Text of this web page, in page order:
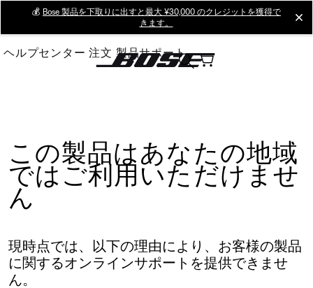
Main
💰 Bose 製品を下取りに出すと最大 ¥30,000 のクレジットを獲得で
きます。
ヘルプセンター 注文 製品サポート
この製品はあなたの地域
ではご利用いただけませ
ん
現時点では、以下の理由により、お客様の製品
に関するオンラインサポートを提供できませ
ん。